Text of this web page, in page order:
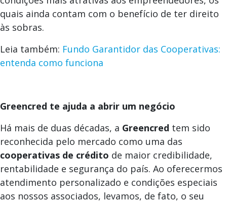
quais ainda contam com o benefício de ter direito
às sobras.
Leia também: Fundo Garantidor das Cooperativas:
entenda como funciona
Greencred te ajuda a abrir um negócio
Há mais de duas décadas, a Greencred tem sido
reconhecida pelo mercado como uma das
cooperativas de crédito de maior credibilidade,
rentabilidade e segurança do país. Ao oferecermos
atendimento personalizado e condições especiais
aos nossos associados, levamos, de fato, o seu